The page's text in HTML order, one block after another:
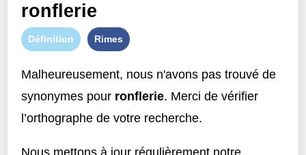
ronflerie
Définition Rimes
Malheureusement, nous n'avons pas trouvé de
synonymes pour ronflerie. Merci de vérifier
l’orthographe de votre recherche.